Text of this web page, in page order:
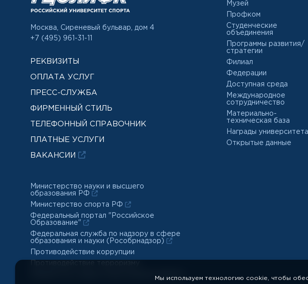
Москва, Сиреневый бульвар, дом 4
+7 (495) 961-31-11
РЕКВИЗИТЫ
ОПЛАТА УСЛУГ
ПРЕСС-СЛУЖБА
ФИРМЕННЫЙ СТИЛЬ
ТЕЛЕФОННЫЙ СПРАВОЧНИК
ПЛАТНЫЕ УСЛУГИ
ВАКАНСИИ
Министерство науки и высшего
образования РФ
Министерство спорта РФ
Федеральный портал "Российское
Образование"
Федеральная служба по надзору в сфере
образования и науки (Рособрнадзор)
Противодействие коррупции
Обработка и защита персональных данных
Музей
Профком
Студенческие
объединения
Программы развития/
стратегии
Филиал
Федерации
Доступная среда
Международное
сотрудничество
Материально-
техническая база
Награды университета
Открытые данные
Мы используем технологию cookie, чтобы